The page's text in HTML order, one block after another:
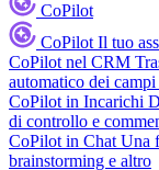
CoPilot
CoPilot Il tuo
CoPilot nel CRM
automatico dei
CoPilot in Incarichi
di controllo e
CoPilot in Chat Una
brainstorming e altro